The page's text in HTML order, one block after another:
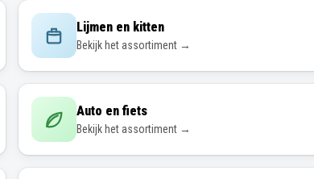
Lijmen en kitten
Bekijk het assortiment →
Auto en fiets
Bekijk het assortiment →